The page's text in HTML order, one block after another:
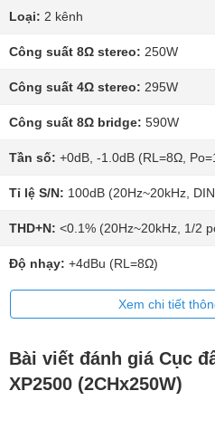
Loại: 2 kênh
Công suất 8Ω stereo: 250W
Công suất 4Ω stereo: 295W
Công suất 8Ω bridge: 590W
Tần số: +0dB, -1.0dB (RL=8Ω,
Tỉ lệ S/N: 100dB (20Hz~20kHz,
THD+N: <0.1% (20Hz~20kHz, 1/2
Độ nhạy: +4dBu (RL=8Ω)
Xem chi tiết
Bài viết đánh giá Cục
XP2500 (2CHx250W)